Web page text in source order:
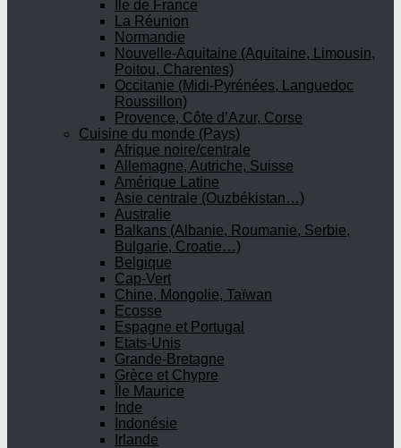
Ile de France
La Réunion
Normandie
Nouvelle-Aquitaine (Aquitaine, Limousin,
Poitou, Charentes)
Occitanie (Midi-Pyrénées, Languedoc
Roussillon)
Provence, Côte d’Azur, Corse
Cuisine du monde (Pays)
Afrique noire/centrale
Allemagne, Autriche, Suisse
Amérique Latine
Asie centrale (Ouzbékistan…)
Australie
Balkans (Albanie, Roumanie, Serbie,
Bulgarie, Croatie…)
Belgique
Cap-Vert
Chine, Mongolie, Taïwan
Ecosse
Espagne et Portugal
Etats-Unis
Grande-Bretagne
Grèce et Chypre
Île Maurice
Inde
Indonésie
Irlande